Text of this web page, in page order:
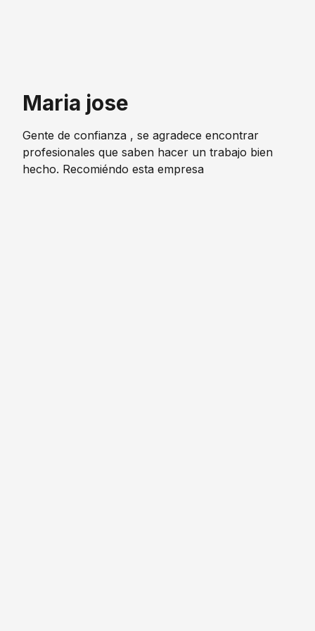
Maria jose
Gente de confianza , se agradece encontrar
profesionales que saben hacer un trabajo bien
hecho. Recomiéndo esta empresa